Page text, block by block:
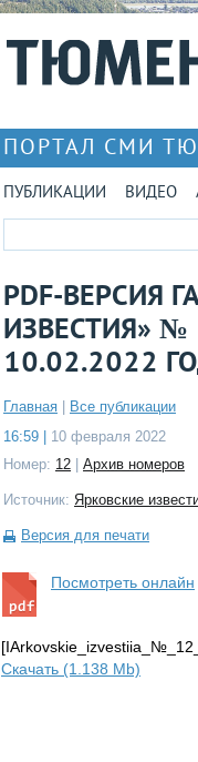
ПОРТАЛ СМИ
ПУБЛИКАЦИИ ВИДЕО
PDF-ВЕРСИЯ
ИЗВЕСТИЯ» №
10.02.2022
Главная
Все публикации
16:59 |
10 февраля 2022
Номер: 12 Архив номеров
Источник: Ярковские
Версия для печати
Посмотреть онлайн
Скачать (1.138 Mb)